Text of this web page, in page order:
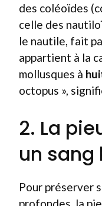
des coléoïdes
celle des
le nautile, fait
appartient à la
mollusques à
octopus »,
2. La
un sang
Pour préserver